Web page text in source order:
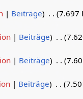
Beiträge 7.697
Beiträge
Beiträge
Beiträge